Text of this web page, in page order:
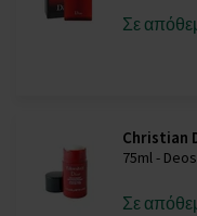
Σε
Christian
75ml -
Σε